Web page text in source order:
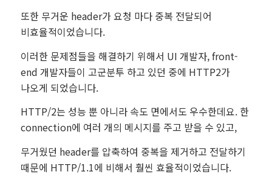
또한 무거운 header가 요청 마다 중복 전달되어
비효율적이었습니다.
이러한 문제점들을 해결하기 위해서 UI 개발자, front-
end 개발자들이 고군분투 하고 있던 중에 HTTP2가
나오게 되었습니다.
HTTP/2는 성능 뿐 아니라 속도 면에서도 우수한데요. 한
connection에 여러 개의 메시지를 주고 받을 수 있고,
무거웠던 header를 압축하여 중복을 제거하고 전달하기
때문에 HTTP/1.1에 비해서 훨씬 효율적이었습니다.